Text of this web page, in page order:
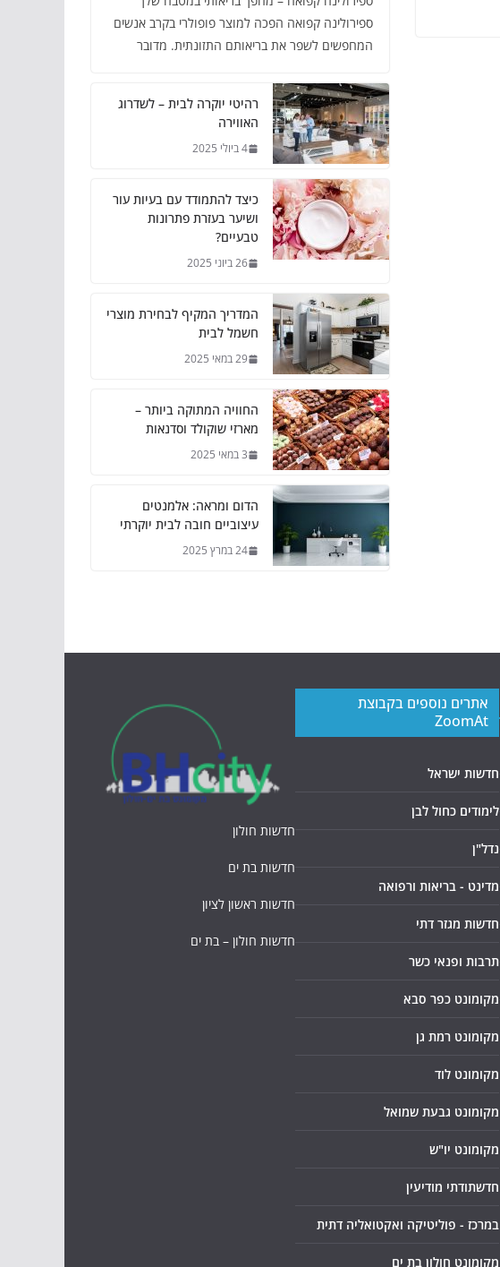
ספירולינה קפואה הפכה למוצר פופולרי בקרב אנשים
המחפשים לשפר את בריאותם התזונתית. מדובר
רהיטי יוקרה לבית – לשדרוג
האווירה
4 ביולי 2025
כיצד להתמודד עם בעיות עור
ושיער בעזרת פתרונות
טבעיים?
26 ביוני 2025
המדריך המקיף לבחירת מוצרי
חשמל לבית
29 במאי 2025
החוויה המתוקה ביותר –
מארזי שוקולד וסדנאות
3 במאי 2025
הדום ומראה: אלמנטים
עיצוביים חובה לבית יוקרתי
24 במרץ 2025
אתרים נוספים בקבוצת
ZoomAt
חדשות ישראל
לימודים כחול לבן
נדל"ן
מדינט - בריאות ורפואה
חדשות מגזר דתי
תרבות ופנאי כשר
מקומונט כפר סבא
מקומונט רמת גן
מקומונט לוד
מקומונט גבעת שמואל
מקומונט יו"ש
חדשתודתי מודיעין
במרכז - פוליטיקה ואקטואליה דתית
מקומונט חולון בת ים
חדשות חולון
חדשות בת ים
חדשות ראשון לציון
חדשות חולון – בת ים